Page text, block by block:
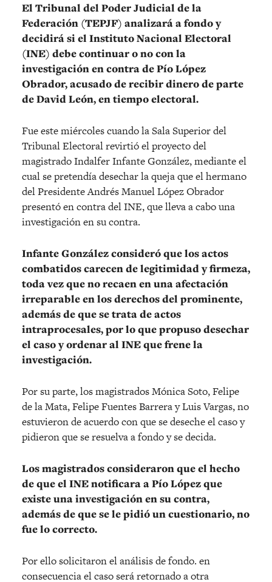
El Tribunal del Poder Judicial de la
Federación (TEPJF) analizará a fondo y
decidirá si el Instituto Nacional Electoral
(INE) debe continuar o no con la
investigación en contra de Pío López
Obrador, acusado de recibir dinero de parte
de David León, en tiempo electoral.
Fue este miércoles cuando la Sala Superior del
Tribunal Electoral revirtió el proyecto del
magistrado Indalfer Infante González, mediante el
cual se pretendía desechar la queja que el hermano
del Presidente Andrés Manuel López Obrador
presentó en contra del INE, que lleva a cabo una
investigación en su contra.
Infante González consideró que los actos
combatidos carecen de legitimidad y firmeza,
toda vez que no recaen en una afectación
irreparable en los derechos del prominente,
además de que se trata de actos
intraprocesales, por lo que propuso desechar
el caso y ordenar al INE que frene la
investigación.
Por su parte, los magistrados Mónica Soto, Felipe
de la Mata, Felipe Fuentes Barrera y Luis Vargas, no
estuvieron de acuerdo con que se deseche el caso y
pidieron que se resuelva a fondo y se decida.
Los magistrados consideraron que el hecho
de que el INE notificara a Pío López que
existe una investigación en su contra,
además de que se le pidió un cuestionario, no
fue lo correcto.
Por ello solicitaron el análisis de fondo. en
consecuencia el caso será retornado a otra